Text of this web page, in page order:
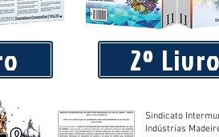
disponibiliza IPTU 2026 com
em cota única
2º
Sindicato
Indústrias